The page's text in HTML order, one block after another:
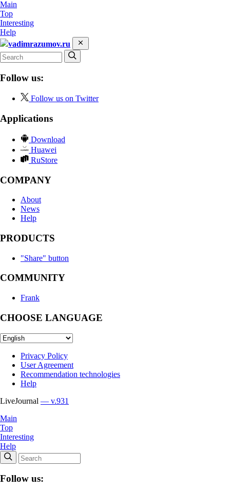
Main
Top
Interesting
Help
vadimrazumov.ru
Follow us:
Follow us on Twitter
Applications
Download
Huawei
RuStore
COMPANY
About
News
Help
PRODUCTS
"Share" button
COMMUNITY
Frank
CHOOSE LANGUAGE
Privacy Policy
User Agreement
Recommendation technologies
Help
LiveJournal — v.931
Main
Top
Interesting
Help
Follow us: